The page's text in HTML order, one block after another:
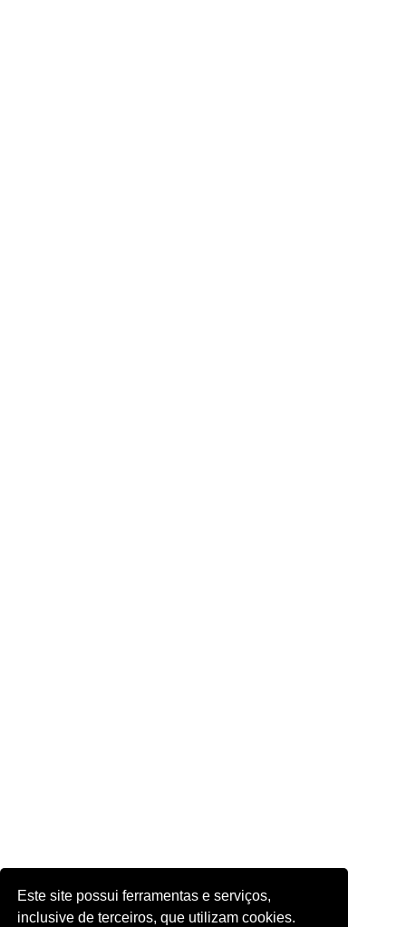
Este site possui ferramentas e serviços,
inclusive de terceiros, que utilizam cookies.